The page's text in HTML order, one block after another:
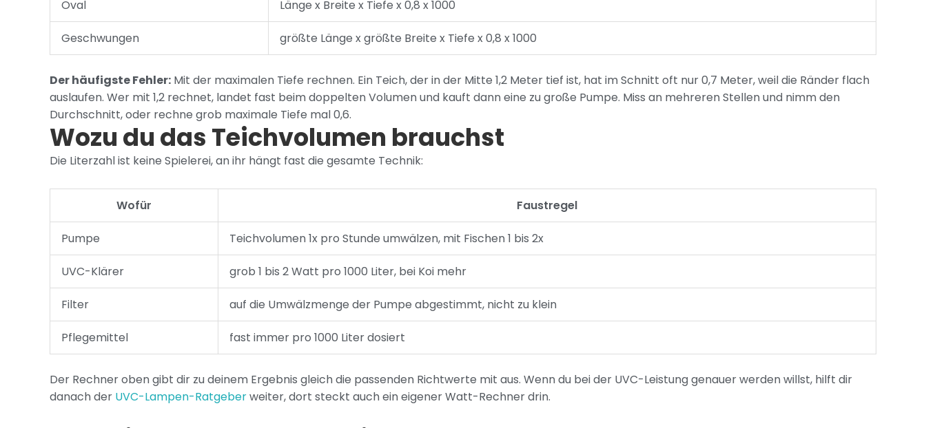
Oval Länge x Breite x Tiefe x 0,8 x 1000
Geschwungen größte Länge x größte Breite x Tiefe x 0,8 x 1000
Der häufigste Fehler: Mit der maximalen Tiefe rechnen. Ein Teich, der in der Mitte 1,2 Meter tief ist, hat im Schnitt oft nur 0,7 Meter, weil die Ränder flach
auslaufen. Wer mit 1,2 rechnet, landet fast beim doppelten Volumen und kauft dann eine zu große Pumpe. Miss an mehreren Stellen und nimm den
Durchschnitt, oder rechne grob maximale Tiefe mal 0,6.
Wozu du das Teichvolumen brauchst
Die Literzahl ist keine Spielerei, an ihr hängt fast die gesamte Technik:
Wofür Faustregel
Pumpe Teichvolumen 1x pro Stunde umwälzen, mit Fischen 1 bis 2x
UVC-Klärer grob 1 bis 2 Watt pro 1000 Liter, bei Koi mehr
Filter auf die Umwälzmenge der Pumpe abgestimmt, nicht zu klein
Pflegemittel fast immer pro 1000 Liter dosiert
Der Rechner oben gibt dir zu deinem Ergebnis gleich die passenden Richtwerte mit aus. Wenn du bei der UVC-Leistung genauer werden willst, hilft dir
danach der UVC-Lampen-Ratgeberweiter, dort steckt auch ein eigener Watt-Rechner drin.